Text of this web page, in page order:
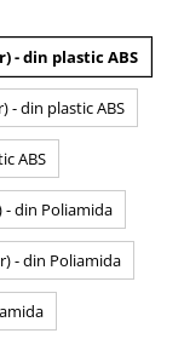
- din plastic ABS
- din plastic ABS
ABS
din Poliamida
- din Poliamida